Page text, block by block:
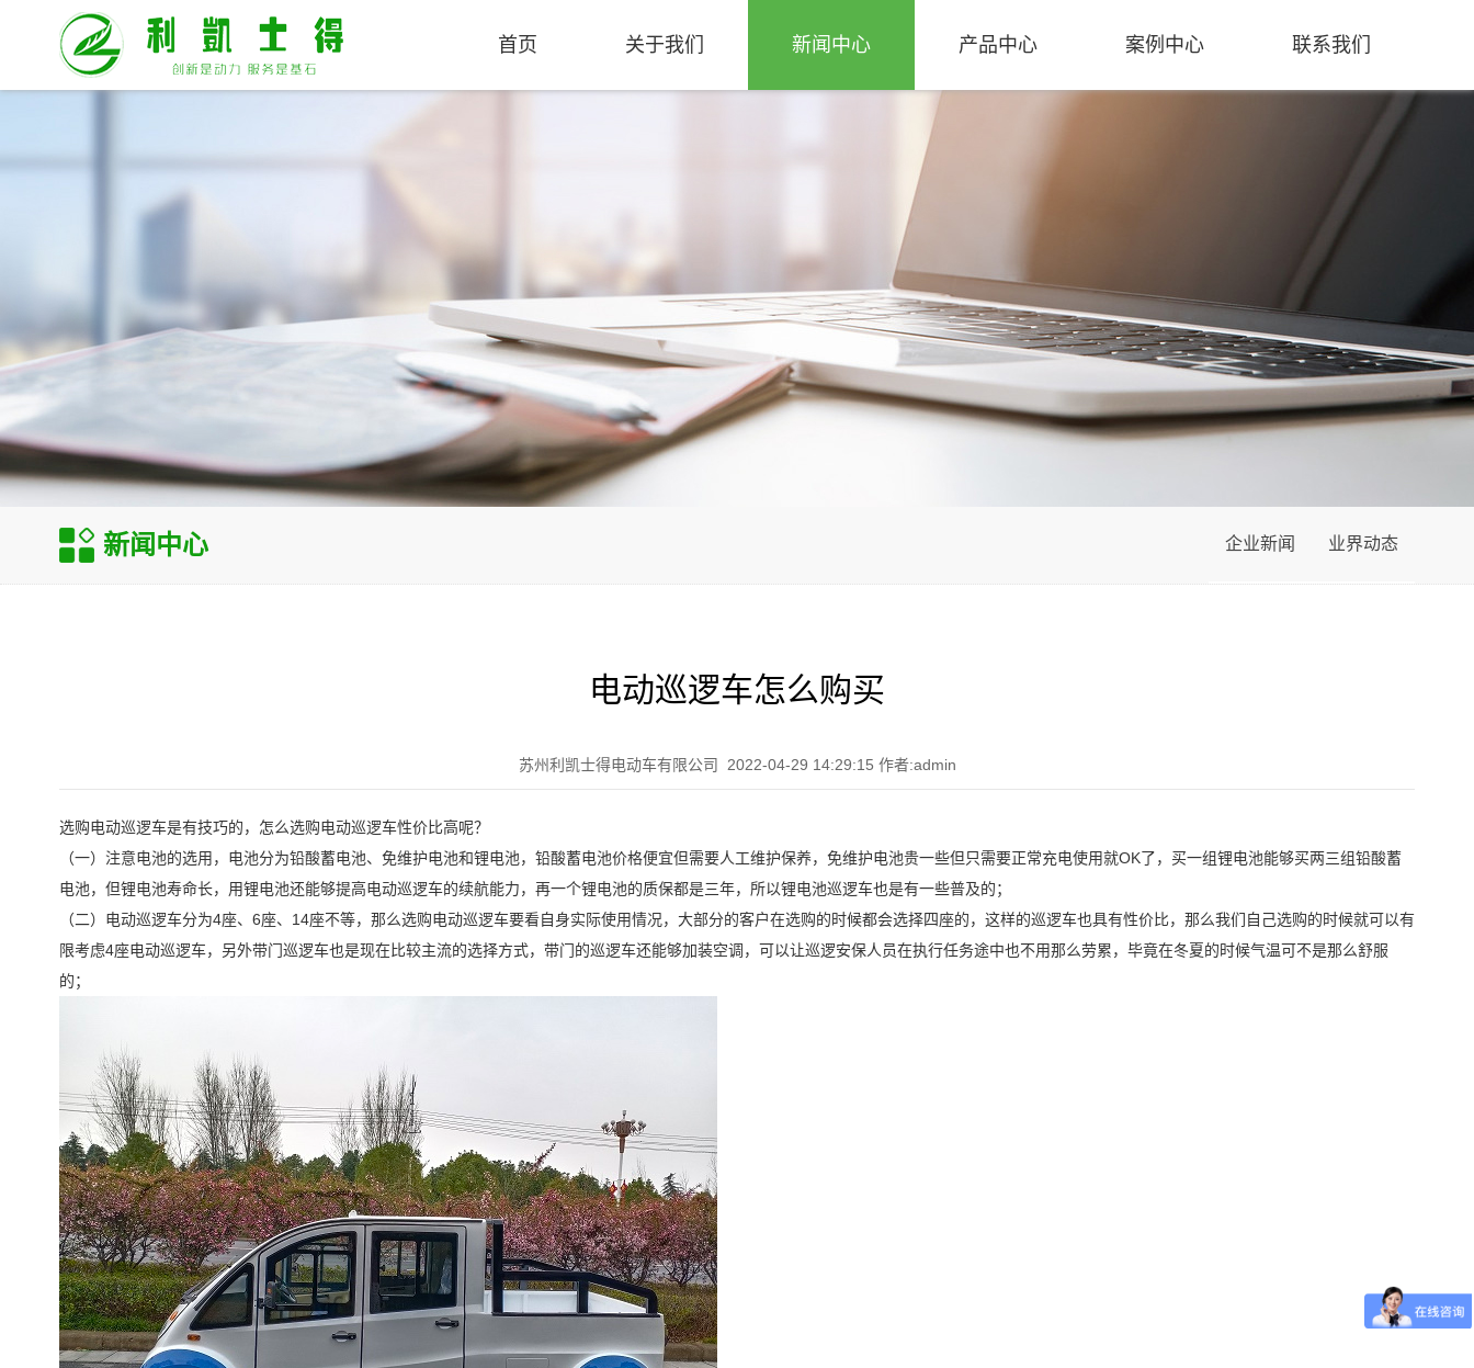
首页 关于我们 新闻中心 产品中心 案例中心 联系我们
新闻中心 企业新闻 业界动态
电动巡逻车怎么购买
苏州利凯士得电动车有限公司 2022-04-29 14:29:15 作者:admin
选购电动巡逻车是有技巧的，怎么选购电动巡逻车性价比高呢？
（一）注意电池的选用，电池分为铅酸蓄电池、免维护电池和锂电池，铅酸蓄电池价格便宜但需要人工维护保养，免维护电池贵一些但只需要正常充电使用就OK了，买一组锂电池能够买两三组铅酸蓄
电池，但锂电池寿命长，用锂电池还能够提高电动巡逻车的续航能力，再一个锂电池的质保都是三年，所以锂电池巡逻车也是有一些普及的；
（二）电动巡逻车分为4座、6座、14座不等，那么选购电动巡逻车要看自身实际使用情况，大部分的客户在选购的时候都会选择四座的，这样的巡逻车也具有性价比，那么我们自己选购的时候就可以有
限考虑4座电动巡逻车，另外带门巡逻车也是现在比较主流的选择方式，带门的巡逻车还能够加装空调，可以让巡逻安保人员在执行任务途中也不用那么劳累，毕竟在冬夏的时候气温可不是那么舒服
的；